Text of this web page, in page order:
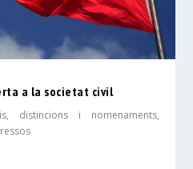
a la societat civil
distincions i nomenaments,